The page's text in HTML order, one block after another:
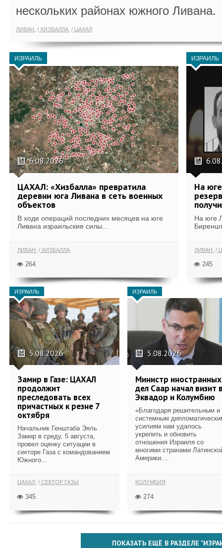
нескольких районах южного Ливана.
ЛИВАН ХИЗБАЛЛА ЦАХАЛ
ИЗРАИЛЬ
6.08.2026
ЦАХАЛ: «Хизбалла» превратила
деревни юга Ливана в сеть военных
объектов
В ходе операций последних месяцев на юге
Ливана израильские силы...
ЛИВАН ХИЗБАЛЛА
264
ИЗРАИЛЬ
На
На юге
ЛИВАН
245
ИЗРАИЛЬ
5.08.2026
Замир в Газе: ЦАХАЛ
продолжит
преследовать всех
причастных к резне 7
октября
Начальник Генштаба Эяль
Замир в среду, 5 августа,
провел оценку ситуации в
секторе Газа с командованием
Южного...
ЦАХАЛ СЕКТОР ГАЗЫ
345
ИЗРАИЛЬ
5.08.2026
Министр иностранных
дел Саар начал визит
Эквадор и Колумбию
«Благодаря решительным и
системным
усилиям нам удалось
укрепить и обновить
отношения Израиля со
многими странами
Америки....
КОЛУМБИЯ
274
ПОКАЗАТЬ ЕЩЁ В РАЗДЕЛЕ